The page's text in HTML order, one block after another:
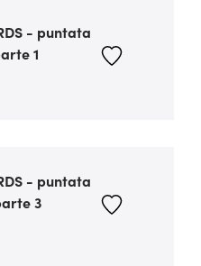
- puntata
1
- puntata
3